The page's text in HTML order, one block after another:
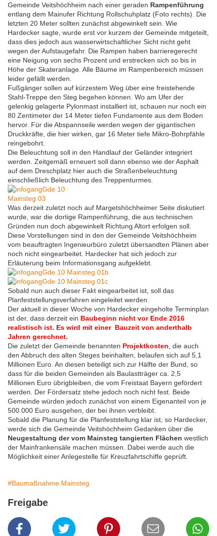
Gemeinde Veitshöchheim nach einer geraden Rampenführung
entlang dem Mainufer Richtung Rollschuhplatz (Foto rechts). Die
letzten 20 Meter sollten zunächst abgewinkelt sein. Wie
Hardecker sagte, wurde erst vor kurzem der Gemeinde mitgeteilt,
dass dies jedoch aus wasserwirtschaftlicher Sicht nicht geht
wegen der Aufstaugefahr. Die Rampen haben barrieregerecht
eine Neigung von sechs Prozent und erstrecken sich so bis in
Höhe der Skateranlage. Alle Bäume im Rampenbereich müssen
leider gefällt werden.
Fußgänger sollen auf kürzestem Weg über eine freistehende
Stahl-Treppe den Steg begehen können. Wo am Ufer der
gelenkig gelagerte Pylonmast installiert ist, schauen nur noch ein
80 Zentimeter der 14 Meter tiefen Fundamente aus dem Boden
hervor. Für die Abspannseile werden wegen der gigantischen
Druckkräfte, die hier wirken, gar 16 Meter tiefe Mikro-Bohrpfähle
reingebohrt.
Die Beleuchtung soll in den Handlauf der Geländer integriert
werden. Zeitgemäß erneuert soll dann ebenso wie der Asphalt
auf dem Dreschplatz hier auch die Straßenbeleuchtung
einschließlich Beleuchtung des Treppenturmes.
Was derzeit zuletzt noch auf Margetshöchheimer Seite diskutiert
wurde, war die dortige Rampenführung, die aus technischen
Gründen nun doch abgewinkelt Richtung Altort erfolgen soll.
Diese Vorstellungen sind in den der Gemeinde Veitshöchheim
vom beauftragten Ingenieurbüro zuletzt übersandten Plänen aber
noch nicht eingearbeitet. Hardecker hat sich jedoch zur
Erläuterung beim Informationsgang aufgeklebt.
Sobald nun auch dieser Fakt eingearbeitet ist, soll das
Planfeststellungsverfahren eingeleitet werden.
Der aktuell in dieser Woche von Hardecker eingeholte Terminplan
ist der, dass derzeit ein Baubeginn nicht vor Ende 2016
realistisch ist. Es wird mit einer Bauzeit von anderthalb
Jahren gerechnet.
Die zuletzt der Gemeinde benannten Projektkosten , die auch
den Abbruch des alten Steges beinhalten, belaufen sich auf 5,1
Millionen Euro. An diesen beteiligt sich zur Hälfte der Bund, so
dass für die beiden Gemeinden als Baulastträger ca. 2,5
Millionen Euro übrigbleiben, die vom Freistaat Bayern gefördert
werden. Der Fördersatz stehe jedoch noch nicht fest. Beide
Gemeinde würden jedoch zunächst von einem Eigenanteil von je
500.000 Euro ausgehen, der bei ihnen verbleibt.
Sobald die Planung für die Planfeststellung klar ist, so Hardecker,
werde sich die Gemeinde Veitshöchheim Gedanken über die
Neugestaltung der vom Mainsteg tangierten Flächen westlich
der Mainfrankensäle machen müssen. Dabei werde auch die
Möglichkeit einer Anlegestelle für Kreuzfahrtschiffe geprüft.
#Baumaßnahme Mainsteg
Freigabe